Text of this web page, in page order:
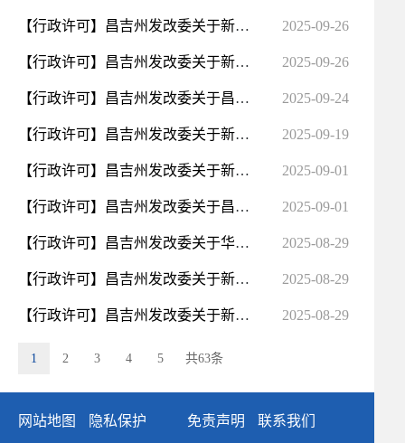
【行政许可】昌吉州发改委关于新疆润蓝环保科技有限公司年处理10万吨油基岩屑资源化利用项目的节能审查意见 2025-09-26
【行政许可】昌吉州发改委关于新疆新鑫矿业股份有限公司阜康冶炼厂18t/h燃气锅炉房项目的节能审查意见 2025-09-26
【行政许可】昌吉州发改委关于昌吉准东经济技术开发区东南铝业有限公司10万吨/年高端铝加工及再生铝循环... 2025-09-24
【行政许可】昌吉州发改委关于新疆九圣禾油脂有限公司油脂加工建设项目的节能审查意见 2025-09-19
【行政许可】昌吉州发改委关于新疆翰卿纺织有限责任公司新建5万纱锭环定纺和10条气流纺项目的节能审查意见 2025-09-01
【行政许可】昌吉州发改委关于昌吉鹤沣生物科技有限公司30万吨生物制糖及特种生物食品生产线项目（一期）... 2025-09-01
【行政许可】昌吉州发改委关于华电呼图壁能源有限公司热电厂备用热源及蓄热调峰建设项目的节能审查意见 2025-08-29
【行政许可】昌吉州发改委关于新疆龙都石油化工有限公司20万吨年劣质苯类物综合利用项目（二期）的节能审... 2025-08-29
【行政许可】昌吉州发改委关于新疆永盛时代燃气有限公司大丰天然气液化调峰储备项目的节能审查意见 2025-08-29
1 2 3 4 5 共63条
网站地图 隐私保护 免责声明
联系我们